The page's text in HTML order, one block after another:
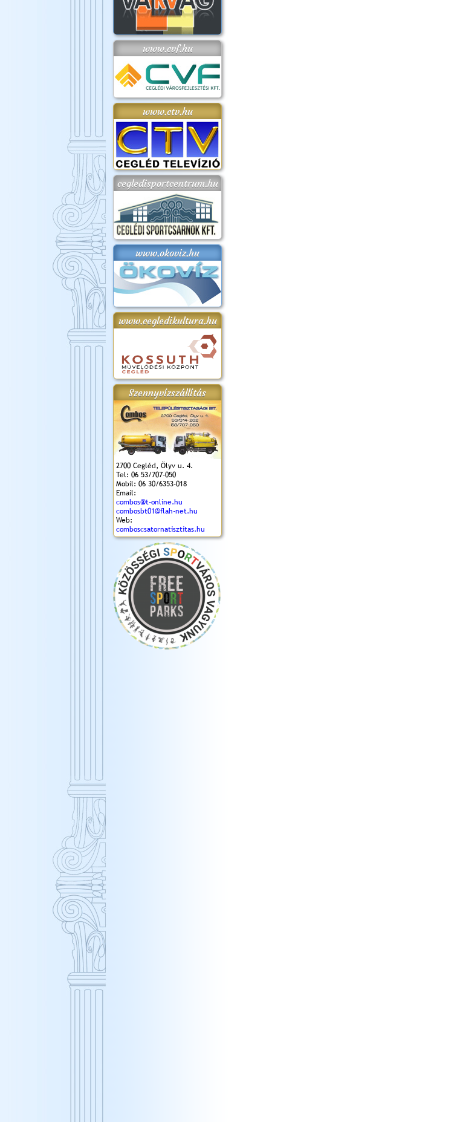
www.cvf.hu
www.ctv.hu
cegledisportcentrum.hu
www.okoviz.hu
www.cegledikultura.hu
Szennyvízszállítás
2700 Cegléd, Ölyv u. 4.
Tel: 06 53/707-050
Mobil: 06 30/6353-018
Email:
combos@t-online.hu
combosbt01@flah-net.hu
Web:
comboscsatornatisztitas.hu
Városnapok 2018.
Kossuth Toborzó
Ünnepély
Szent István Ünnepe
(2017. 08. 20.)